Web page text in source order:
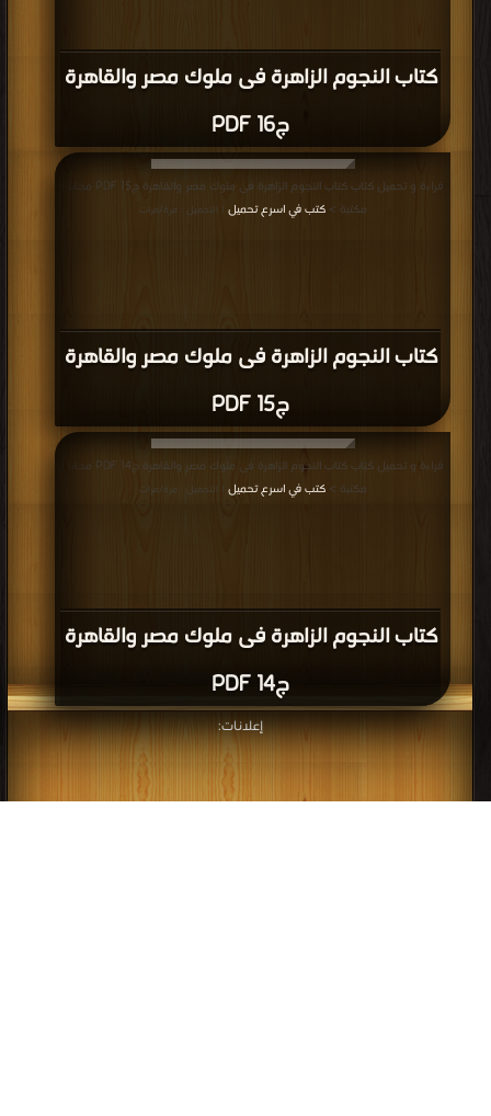
كتاب النجوم الزاهرة فى ملوك مصر والقاهرة
ج16 PDF
كتاب النجوم الزاهرة فى ملوك مصر والقاهرة
ج15 PDF
قراءة و تحميل كتاب كتاب النجوم الزاهرة فى ملوك مصر والقاهرة ج15 PDF مجانا |
مكتبة >كتب في اسرع تحميل | التحميل : مرة/مرات
كتاب النجوم الزاهرة فى ملوك مصر والقاهرة
ج14 PDF
قراءة و تحميل كتاب كتاب النجوم الزاهرة فى ملوك مصر والقاهرة ج14 PDF مجانا |
مكتبة >كتب في اسرع تحميل | التحميل : مرة/مرات
إعلانات: